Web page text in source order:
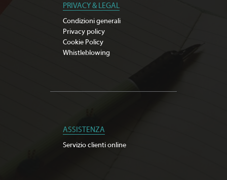
PRIVACY & LEGAL
Condizioni generali
Privacy policy
Cookie Policy
Whistleblowing
ASSISTENZA
Servizio clienti online